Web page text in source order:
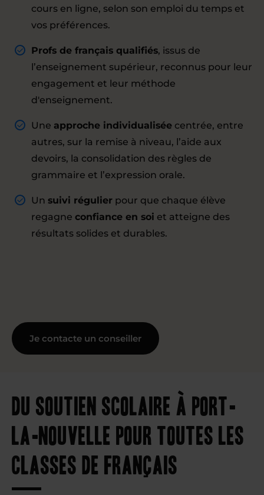
cours en ligne, selon son emploi du temps et
vos préférences.
Profs de français qualifiés, issus de
l’enseignement supérieur, reconnus pour leur
engagement et leur méthode
d'enseignement.
Une approche individualisée centrée, entre
autres, sur la remise à niveau, l’aide aux
devoirs, la consolidation des règles de
grammaire et l’expression orale.
Un suivi régulier pour que chaque élève
regagne confiance en soi et atteigne des
résultats solides et durables.
Je contacte un conseiller
Du soutien scolaire à Port-
la-Nouvelle pour toutes les
classes de français